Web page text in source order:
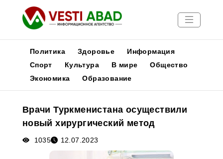
Новости
Медиа
Афиша
Политика Здоровье
Информация
Спорт
Культура В мире
Общество
Экономика
Образование
Врачи Туркменистана осуществили
новый хирургический метод
1035 12.07.2023